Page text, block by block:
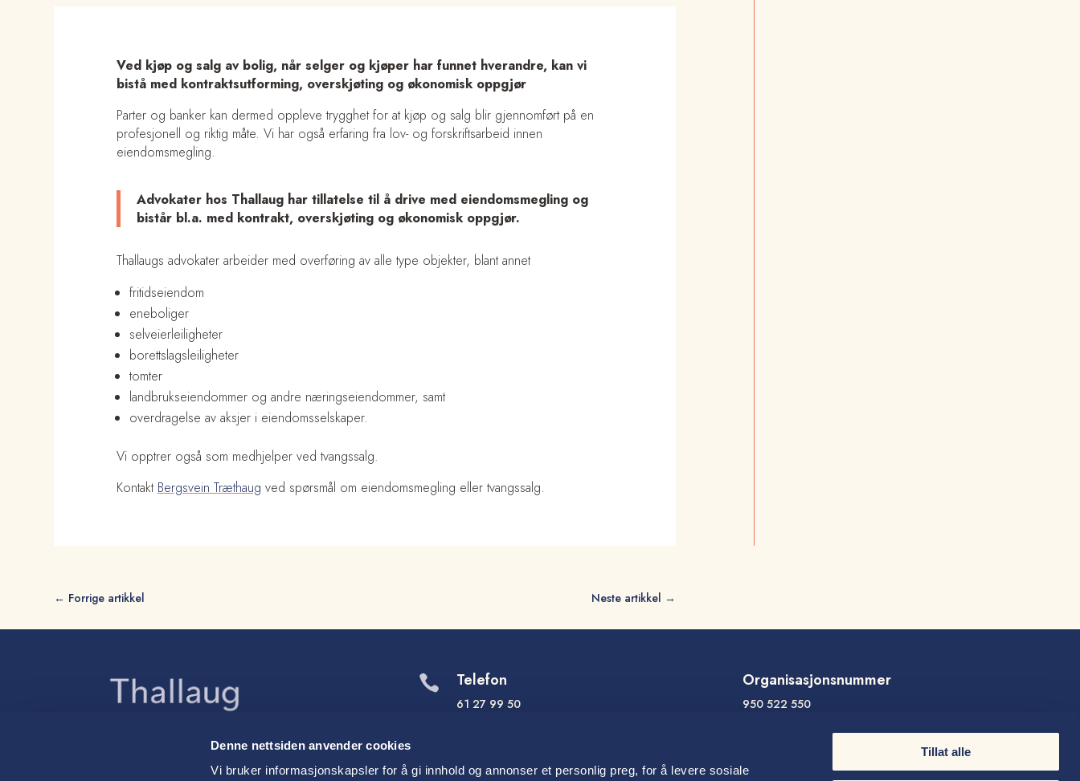
Denne nettsiden anvender cookies
Vi bruker informasjonskapsler for å gi innhold og annonser et personlig preg, for å levere sosiale
Tillat alle
Ved kjøp og salg av bolig, når selger og kjøper har funnet hverandre, kan vi
bistå med kontraktsutforming, overskjøting og økonomisk oppgjør
Parter og banker kan dermed oppleve trygghet for at kjøp og salg blir gjennomført på en
profesjonell og riktig måte. Vi har også erfaring fra lov- og forskriftsarbeid innen
eiendomsmegling.
Advokater hos Thallaug har tillatelse til å drive med eiendomsmegling og
bistår bl.a. med kontrakt, overskjøting og økonomisk oppgjør.
Thallaugs advokater arbeider med overføring av alle type objekter, blant annet
fritidseiendom
eneboliger
selveierleiligheter
borettslagsleiligheter
tomter
landbrukseiendommer og andre næringseiendommer, samt
overdragelse av aksjer i eiendomsselskaper.
Vi opptrer også som medhjelper ved tvangssalg.
Kontakt Bergsvein Træthaug ved spørsmål om eiendomsmegling eller tvangssalg.
← Forrige artikkel Neste artikkel →
Advokatfirmaet Thallaug ANS
 Telefon
61 27 99 50
post@thallaug.no
Organisasjonsnummer
950 522 550